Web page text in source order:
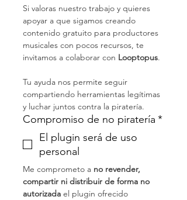
Si valoras nuestro trabajo y quieres
apoyar a que sigamos creando
contenido gratuito para productores
musicales con pocos recursos, te
invitamos a colaborar con Looptopus
Tu ayuda nos permite seguir
compartiendo herramientas legítimas
y luchar juntos contra la piratería.
Compromiso de no piratería *
El plugin será de uso
personal
Me comprometo a no revender,
compartir ni distribuir de forma no
autorizada el plugin ofrecido